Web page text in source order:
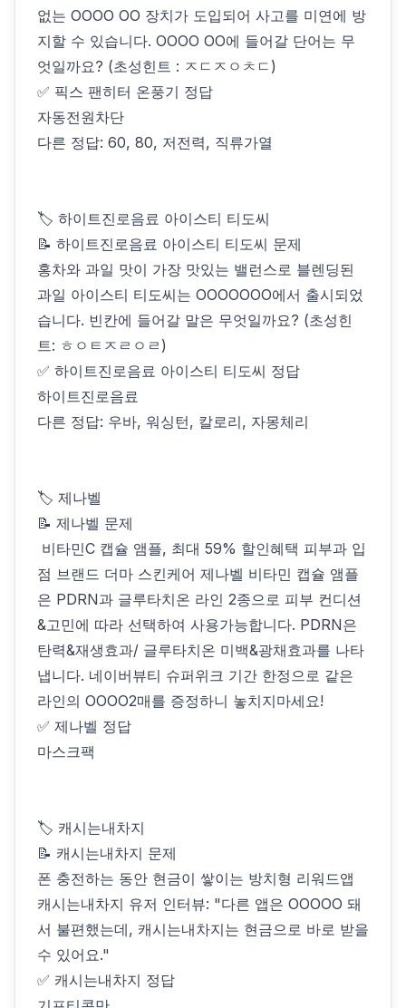
없는 OOOO OO 장치가 도입되어 사고를 미연에 방
지할 수 있습니다. OOOO OO에 들어갈 단어는 무
엇일까요? (초성힌트 : ㅈㄷㅈㅇㅊㄷ)
✅ 픽스 팬히터 온풍기 정답
자동전원차단
다른 정답: 60, 80, 저전력, 직류가열
🏷 하이트진로음료 아이스티 티도씨
📝 하이트진로음료 아이스티 티도씨 문제
홍차와 과일 맛이 가장 맛있는 밸런스로 블렌딩된
과일 아이스티 티도씨는 OOOOOOO에서 출시되었
습니다. 빈칸에 들어갈 말은 무엇일까요? (초성힌
트: ㅎㅇㅌㅈㄹㅇㄹ)
✅ 하이트진로음료 아이스티 티도씨 정답
하이트진로음료
다른 정답: 우바, 워싱턴, 칼로리, 자몽체리
🏷 제나벨
📝 제나벨 문제
️ 비타민C 캡슐 앰플, 최대 59% 할인혜택️ 피부과 입
점 브랜드 더마 스킨케어 제나벨 비타민 캡슐 앰플
은 PDRN과 글루타치온 라인 2종으로 피부 컨디션
&고민에 따라 선택하여 사용가능합니다. PDRN은
탄력&재생효과/ 글루타치온 미백&광채효과를 나타
냅니다. 네이버뷰티 슈퍼위크 기간 한정으로 같은
라인의 OOOO2매를 증정하니 놓치지마세요!
✅ 제나벨 정답
마스크팩
🏷 캐시는내차지
📝 캐시는내차지 문제
폰 충전하는 동안 현금이 쌓이는 방치형 리워드앱
캐시는내차지 유저 인터뷰: "다른 앱은 OOOOO 돼
서 불편했는데, 캐시는내차지는 현금으로 바로 받을
수 있어요."
✅ 캐시는내차지 정답